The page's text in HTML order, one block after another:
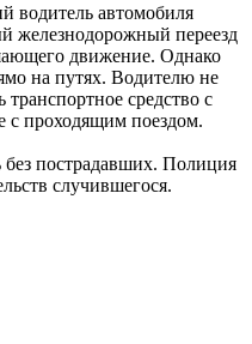
водитель автомобиля
железнодорожный переезд
движение. Однако
на путях. Водителю не
средство с
с проходящим поездом.
пострадавших. Полиция
случившегося.